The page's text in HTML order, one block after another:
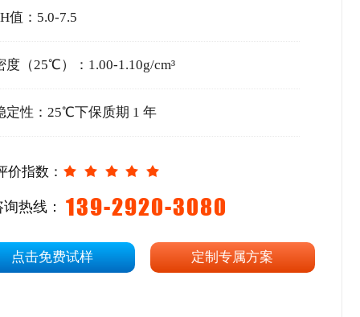
值：5.0-7.5
度（25℃）：1.00-1.10g/cm³
定性：25℃下保质期 1 年
价指数：
热线： 139-2920-3080
点击免费试样 定制专属方案